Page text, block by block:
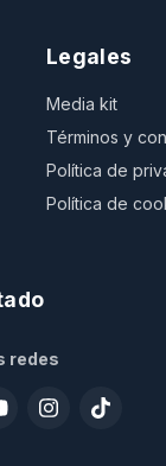
Legales
Media kit
Términos y
Política de
Política de
redes